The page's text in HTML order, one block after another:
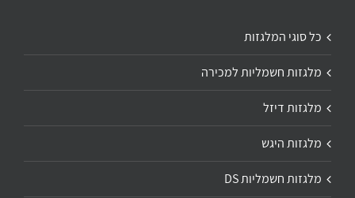
כל סוגי המלגזות
מלגזות חשמליות למכירה
מלגזות דיזל
מלגזות היגש
מלגזות חשמליות DS